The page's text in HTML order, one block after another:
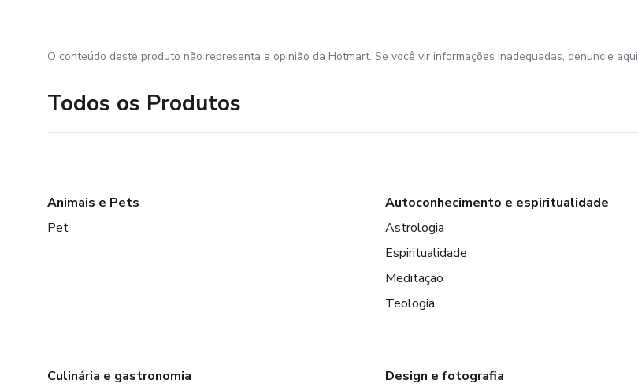
O conteúdo deste produto não representa a opinião da Hotmart. Se você vir informações inadequadas, denuncie aqui
Todos os Produtos
Animais e Pets
Pet
Autoconhecimento e espiritualidade
Astrologia
Espiritualidade
Meditação
Teologia
Culinária e gastronomia
Design e fotografia